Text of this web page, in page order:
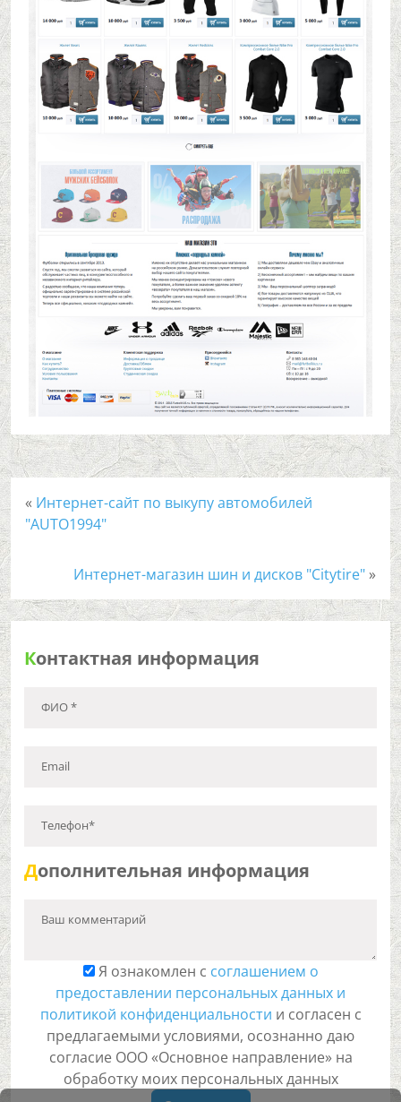
« Интернет-сайт по выкупу автомобилей
"AUTO1994"
Интернет-магазин шин и дисков "Citytire" »
Контактная информация
ФИО *
Email
Телефон*
Дополнительная информация
Ваш комментарий
Я ознакомлен с соглашением о
предоставлении персональных данных и
политикой конфиденциальности и согласен с
предлагаемыми условиями, осознанно даю
согласие ООО «Основное направление» на
обработку моих персональных данных